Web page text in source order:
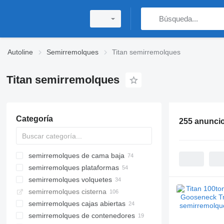
Autoline Semirremolques Titan semirremolques
Titan semirremolques
Categoría
semirremolques de cama baja
semirremolques plataformas
semirremolques volquetes
semirremolques cisterna
semirremolques cajas abiertas
semirremolques de contenedores
255